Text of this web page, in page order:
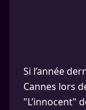
Si l’année
Cannes lors
"L’innocent"